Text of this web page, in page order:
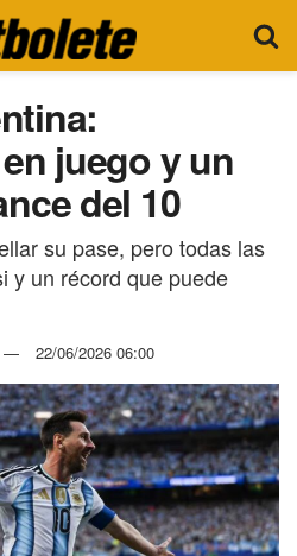
juego y un
del 10
su pase, pero todas las
y un récord que puede
22/06/2026 06:00